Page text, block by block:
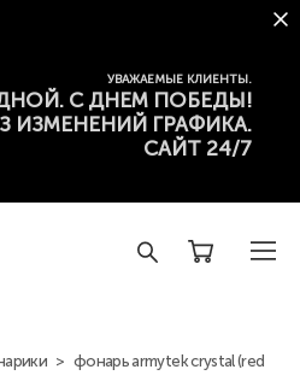
УВАЖАЕМЫЕ КЛИЕНТЫ.
С ДНЕМ ПОБЕДЫ!
ИЗМЕНЕНИЙ ГРАФИКА.
САЙТ 24/7
> фонарь armytek crystal (red